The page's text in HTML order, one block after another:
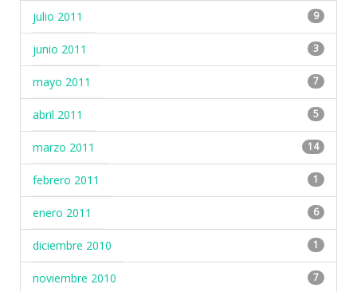
julio 2011 9
junio 2011 3
mayo 2011 7
abril 2011 5
marzo 2011 14
febrero 2011 1
enero 2011 6
diciembre 2010 1
noviembre 2010 7